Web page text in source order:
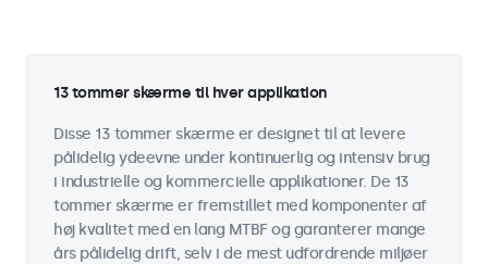
13 tommer skærme til hver applikation
Disse 13 tommer skærme er designet til at levere
pålidelig ydeevne under kontinuerlig og intensiv brug
i industrielle og kommercielle applikationer. De 13
tommer skærme er fremstillet med komponenter af
høj kvalitet med en lang MTBF og garanterer mange
års pålidelig drift, selv i de mest udfordrende miljøer